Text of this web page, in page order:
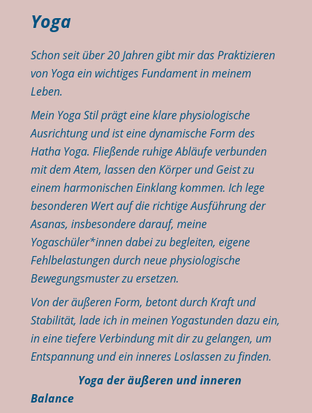
Yoga
Schon seit über 20 Jahren gibt mir das Praktizieren
von Yoga ein wichtiges Fundament in meinem
Leben.
Mein Yoga Stil prägt eine klare physiologische
Ausrichtung und ist eine dynamische Form des
Hatha Yoga. Fließende ruhige Abläufe verbunden
mit dem Atem, lassen den Körper und Geist zu
einem harmonischen Einklang kommen. Ich lege
besonderen Wert auf die richtige Ausführung der
Asanas, insbesondere darauf, meine
Yogaschüler*innen dabei zu begleiten, eigene
Fehlbelastungen durch neue physiologische
Bewegungsmuster zu ersetzen.
Von der äußeren Form, betont durch Kraft und
Stabilität, lade ich in meinen Yogastunden dazu ein,
in eine tiefere Verbindung mit dir zu gelangen, um
Entspannung und ein inneres Loslassen zu finden.
Yoga der äußeren und inneren
Balance